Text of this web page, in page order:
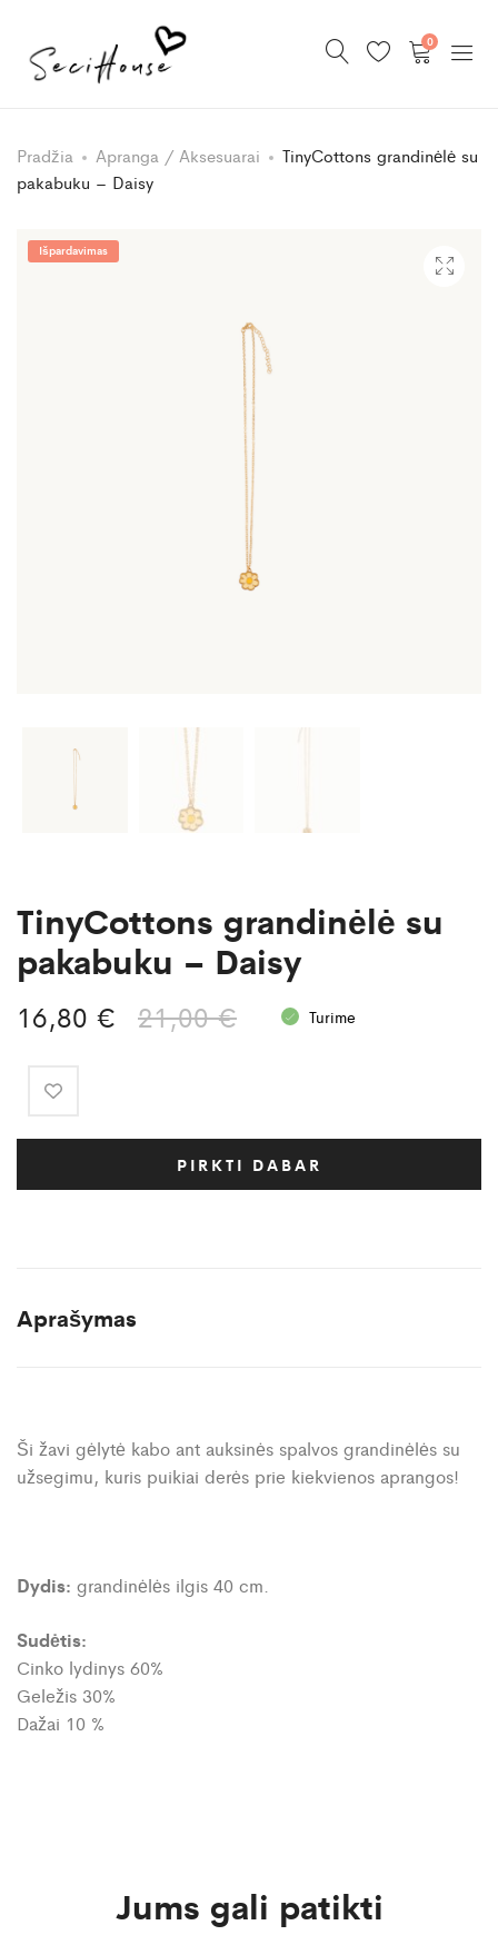
0
Pradžia Apranga / Aksesuarai
TinyCottons grandinėlė su
pakabuku – Daisy
Išpardavimas
TinyCottons grandinėlė su
pakabuku – Daisy
21,00€Original
21,00 €.
16,80 €
Current
16,80 €.
Turime
PIRKTI DABAR
Aprašymas
Ši žavi gėlytė kabo ant auksinės spalvos grandinėlės su
užsegimu, kuris puikiai derės prie kiekvienos aprangos!
Dydis: grandinėlės ilgis 40 cm.
Sudėtis:
Cinko lydinys 60%
Geležis 30%
Dažai 10 %
Jums gali patikti